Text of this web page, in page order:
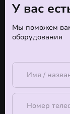
У вас
Мы поможем
оборудования